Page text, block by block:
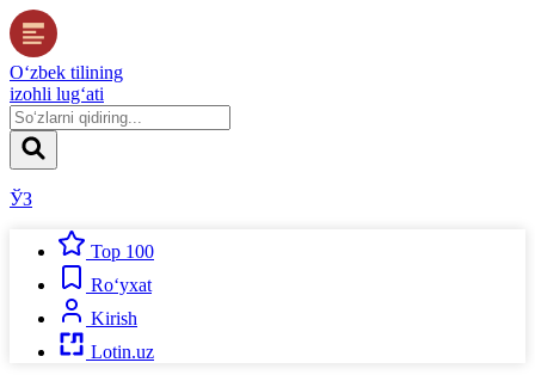
O‘zbek tilining
izohli lug‘ati
ЎЗ
Top 100
Ro‘yxat
Kirish
Lotin.uz